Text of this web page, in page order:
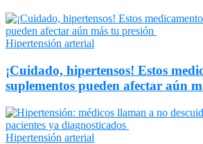
Hipertensión arterial
¡Cuidado, hipertensos! Estos
suplementos pueden afectar aún
Hipertensión arterial